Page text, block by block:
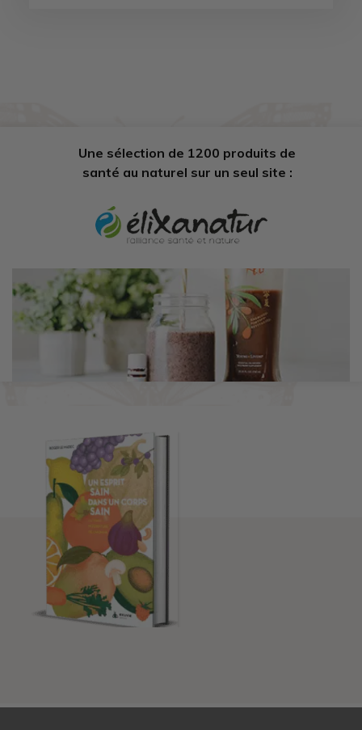
Une sélection de 1200 produits de
santé au naturel sur un seul site :